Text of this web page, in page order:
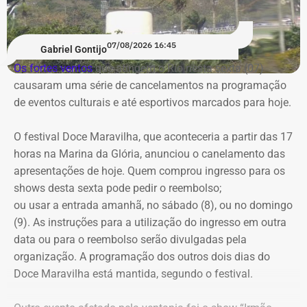
A articulação de recursos para Paracambi estão por trás
da escolha de tentar uma vaga de deputado estadual no
Rio novamente, segundo
André Ceciliano, que preferiu
não disputar cargos federais. De acordo com o político,
ele não quis tentar uma vaga de deputado federal porque
não queria disputar votos com parlamentares que
ajudaram o governo de seu filho em Paracambi.
“A estratégia é de soma, não de competição”, disse.
Gabriel Gontijo07/08/2026 16:45
Os fortes ventosque atingem o Rio nesta sexta (07)
causaram uma série de cancelamentos na programação
de eventos culturais e até esportivos marcados para hoje.
O festival Doce Maravilha, que aconteceria a partir das 17
horas na Marina da Glória, anunciou o canelamento das
apresentações de hoje. Quem comprou ingresso para os
shows desta sexta pode pedir o reembolso;
ou usar a entrada amanhã, no sábado (8), ou no domingo
(9). As instruções para a utilização do ingresso em outra
data ou para o reembolso serão divulgadas pela
organização. A programação dos outros dois dias do
Doce Maravilha está mantida, segundo o festival.